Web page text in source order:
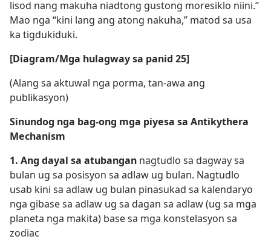
lisod nang makuha niadtong gustong moresiklo niini.”
Mao nga “kini lang ang atong nakuha,” matod sa usa
ka tigdukiduki.
[Diagram/Mga hulagway sa panid 25]
(Alang sa aktuwal nga porma, tan-awa ang
publikasyon)
Sinundog nga bag-ong mga piyesa sa Antikythera
Mechanism
1. Ang dayal sa atubangan nagtudlo sa dagway sa
bulan ug sa posisyon sa adlaw ug bulan. Nagtudlo
usab kini sa adlaw ug bulan pinasukad sa kalendaryo
nga gibase sa adlaw ug sa dagan sa adlaw (ug sa mga
planeta nga makita) base sa mga konstelasyon sa
zodiac